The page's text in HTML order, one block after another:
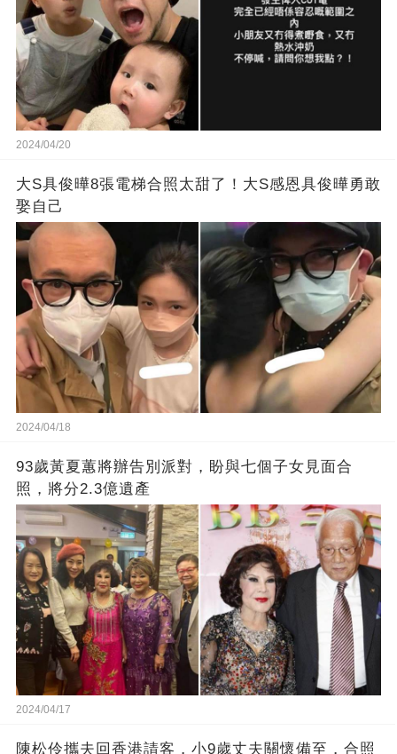
2024/04/20
大S具俊曄8張電梯合照太甜了！大S感恩具俊曄勇敢
娶自己
2024/04/18
93歲黃夏蕙將辦告別派對，盼與七個子女見面合
照，將分2.3億遺產
2024/04/17
陳松伶攜夫回香港請客，小9歲丈夫關懷備至，合照